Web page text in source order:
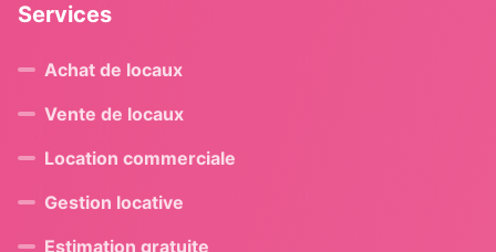
Services
Achat de locaux
Vente de locaux
Location commerciale
Gestion locative
Estimation gratuite